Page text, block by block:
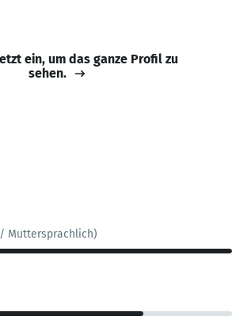
ein, um das ganze Profil zu
sehen.
Muttersprachlich)